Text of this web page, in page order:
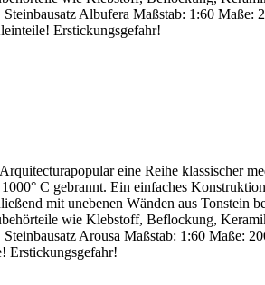
Albufera Maßstab: 1:60
Erstickungsgefahr!
eine Reihe klassischer
C gebrannt. Ein einfaches
mit unebenen Wänden aus
wie Klebstoff, Beflockung,
Arousa Maßstab: 1:60
Erstickungsgefahr!